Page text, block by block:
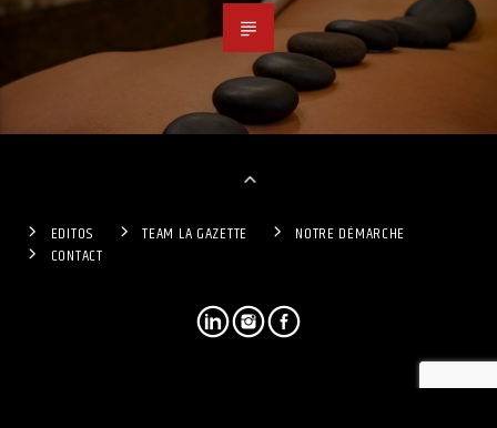
EDITOS TEAM LA GAZETTE
NOTRE DÉMARCHE
CONTACT